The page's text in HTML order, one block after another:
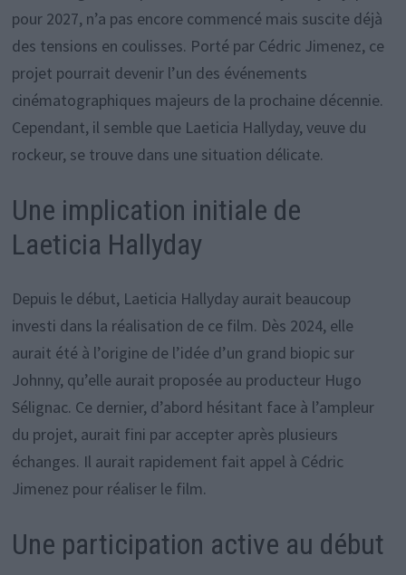
pour 2027, n’a pas encore commencé mais suscite déjà
des tensions en coulisses. Porté par Cédric Jimenez, ce
projet pourrait devenir l’un des événements
cinématographiques majeurs de la prochaine décennie.
Cependant, il semble que Laeticia Hallyday, veuve du
rockeur, se trouve dans une situation délicate.
Une implication initiale de
Laeticia Hallyday
Depuis le début, Laeticia Hallyday aurait beaucoup
investi dans la réalisation de ce film. Dès 2024, elle
aurait été à l’origine de l’idée d’un grand biopic sur
Johnny, qu’elle aurait proposée au producteur Hugo
Sélignac. Ce dernier, d’abord hésitant face à l’ampleur
du projet, aurait fini par accepter après plusieurs
échanges. Il aurait rapidement fait appel à Cédric
Jimenez pour réaliser le film.
Une participation active au début